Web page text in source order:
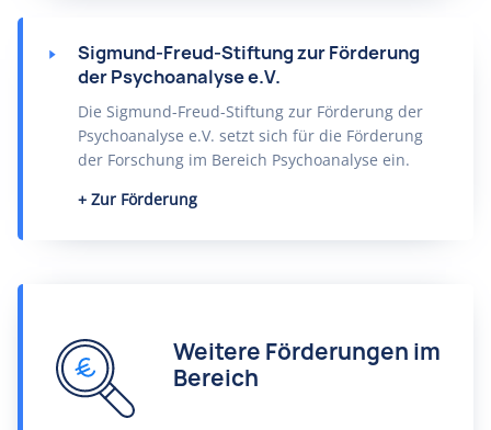
Sigmund-Freud-Stiftung zur Förderung
der Psychoanalyse e.V.
Die Sigmund-Freud-Stiftung zur Förderung der
Psychoanalyse e.V. setzt sich für die Förderung
der Forschung im Bereich Psychoanalyse ein.
Zur Förderung
Weitere Förderungen im
Bereich